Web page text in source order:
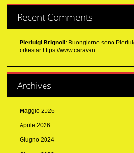
Recent Comments
Pierluigi Brignoli: Buongiorno sono
orkestar https://www.caravan
Archives
Maggio 2026
Aprile 2026
Giugno 2024